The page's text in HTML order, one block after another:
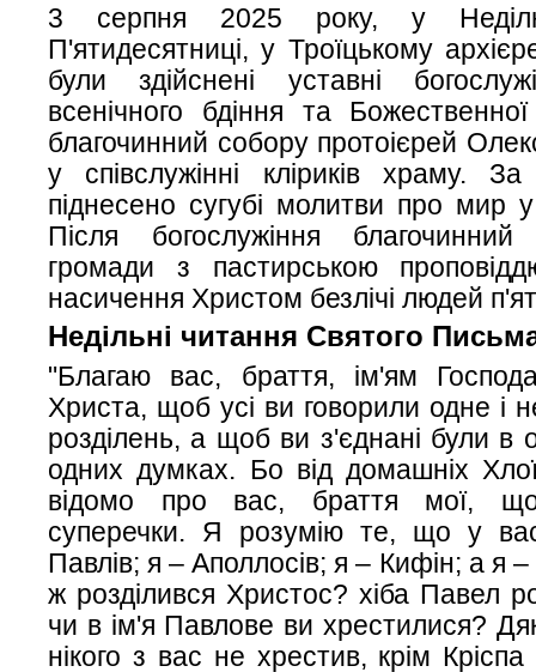
3 серпня 2025 року, у
П'ятидесятниці, у Троїцькому
були здійснені уставні
всенічного бдіння та Божественної
благочинний собору протоієрей
у співслужінні кліриків храму. За
піднесено сугубі молитви про мир
Після богослужіння
громади з пастирською
насичення Христом безлічі людей
Недільні читання Святого
"Благаю вас, браття, ім'ям
Христа, щоб усі ви говорили одне і
розділень, а щоб ви з'єднані були в
одних думках. Бо від домашніх
відомо про вас, браття мої,
суперечки. Я розумію те, що у
Павлів; я – Аполлосів; я – Кифін; а я
ж розділився Христос? хіба Павел
чи в ім'я Павлове ви хрестилися?
нікого з вас не хрестив, крім